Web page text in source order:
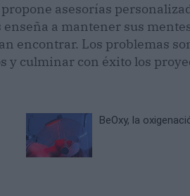
asesorías
a mantener sus
encontrar. Los problemas
y culminar con éxito los
BeOxy, la